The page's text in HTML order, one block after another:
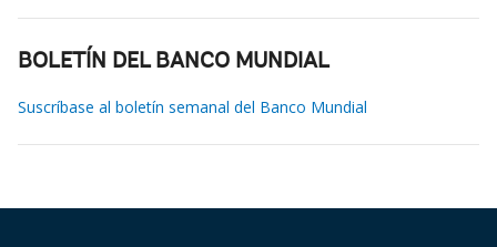
BOLETÍN DEL BANCO MUNDIAL
Suscríbase al boletín semanal del Banco Mundial